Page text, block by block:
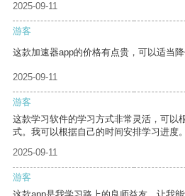
2025-09-11
游客
这款加速器app的价格有点贵，可以适当
2025-09-11
游客
这款学习软件的学习方式非常灵活，可以
式。我可以根据自己的时间安排学习进度。
2025-09-11
游客